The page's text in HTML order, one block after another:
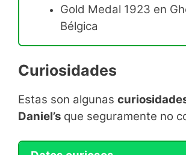
Gold Medal 1923 en
Bélgica
Curiosidades
Estas son algunas
Daniel’s que seguramente no